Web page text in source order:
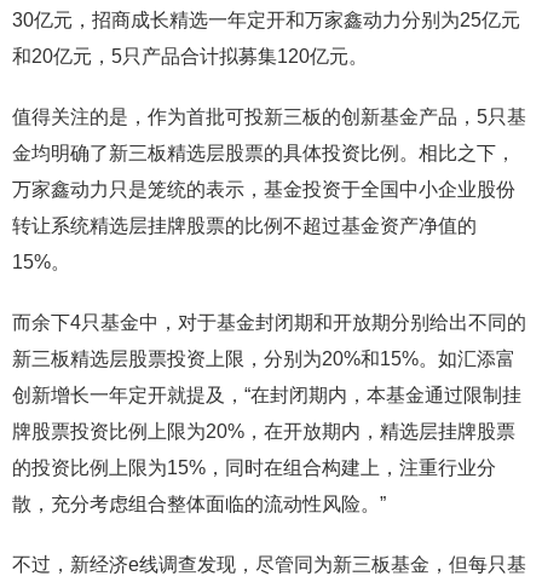
30亿元，招商成长精选一年定开和万家鑫动力分别为25亿元
和20亿元，5只产品合计拟募集120亿元。
值得关注的是，作为首批可投新三板的创新基金产品，5只基
金均明确了新三板精选层股票的具体投资比例。相比之下，
万家鑫动力只是笼统的表示，基金投资于全国中小企业股份
转让系统精选层挂牌股票的比例不超过基金资产净值的
15%。
而余下4只基金中，对于基金封闭期和开放期分别给出不同的
新三板精选层股票投资上限，分别为20%和15%。如汇添富
创新增长一年定开就提及，“在封闭期内，本基金通过限制挂
牌股票投资比例上限为20%，在开放期内，精选层挂牌股票
的投资比例上限为15%，同时在组合构建上，注重行业分
散，充分考虑组合整体面临的流动性风险。”
不过，新经济e线调查发现，尽管同为新三板基金，但每只基